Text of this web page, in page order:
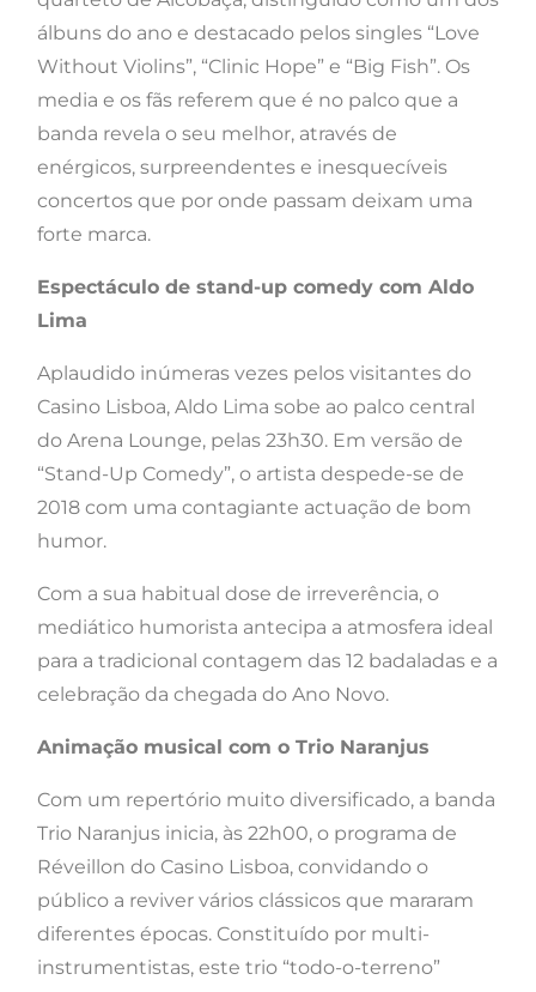
álbuns do ano e destacado pelos singles “Love
Without Violins”, “Clinic Hope” e “Big Fish”. Os
media e os fãs referem que é no palco que a
banda revela o seu melhor, através de
enérgicos, surpreendentes e inesquecíveis
concertos que por onde passam deixam uma
forte marca.
Espectáculo de stand-up comedy com Aldo
Lima
Aplaudido inúmeras vezes pelos visitantes do
Casino Lisboa, Aldo Lima sobe ao palco central
do Arena Lounge, pelas 23h30. Em versão de
“Stand-Up Comedy”, o artista despede-se de
2018 com uma contagiante actuação de bom
humor.
Com a sua habitual dose de irreverência, o
mediático humorista antecipa a atmosfera ideal
para a tradicional contagem das 12 badaladas e a
celebração da chegada do Ano Novo.
Animação musical com o Trio Naranjus
Com um repertório muito diversificado, a banda
Trio Naranjus inicia, às 22h00, o programa de
Réveillon do Casino Lisboa, convidando o
público a reviver vários clássicos que mararam
diferentes épocas. Constituído por multi-
instrumentistas, este trio “todo-o-terreno”